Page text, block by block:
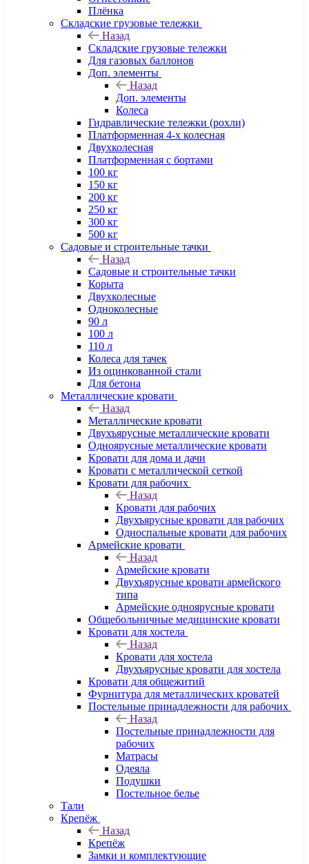
Плёнка
Складские грузовые тележки
Назад
Складские грузовые тележки
Для газовых баллонов
Доп. элементы
Назад
Доп. элементы
Колеса
Гидравлические тележки (рохли)
Платформенная 4-х колесная
Двухколесная
Платформенная с бортами
100 кг
150 кг
200 кг
250 кг
300 кг
500 кг
Садовые и строительные тачки
Назад
Садовые и строительные тачки
Корыта
Двухколесные
Одноколесные
90 л
100 л
110 л
Колеса для тачек
Из оцинкованной стали
Для бетона
Металлические кровати
Назад
Металлические кровати
Двухъярусные металлические кровати
Одноярусные металлические кровати
Кровати для дома и дачи
Кровати с металлической сеткой
Кровати для рабочих
Назад
Кровати для рабочих
Двухъярусные кровати для рабочих
Односпальные кровати для рабочих
Армейские кровати
Назад
Армейские кровати
Двухъярусные кровати армейского
типа
Армейские одноярусные кровати
Общебольничные медицинские кровати
Кровати для хостела
Назад
Кровати для хостела
Двухъярусные кровати для хостела
Кровати для общежитий
Фурнитура для металлических кроватей
Постельные принадлежности для рабочих
Назад
Постельные принадлежности для
рабочих
Матрасы
Одеяла
Подушки
Постельное белье
Тали
Крепёж
Назад
Крепёж
Замки и комплектующие